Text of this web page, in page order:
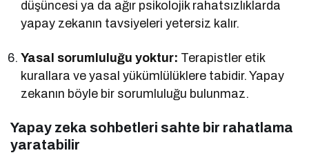
düşüncesi ya da ağır psikolojik rahatsızlıklarda
yapay zekanın tavsiyeleri yetersiz kalır.
Yasal sorumluluğu yoktur: Terapistler etik
kurallara ve yasal yükümlülüklere tabidir. Yapay
zekanın böyle bir sorumluluğu bulunmaz.
Yapay zeka sohbetleri sahte bir rahatlama
yaratabilir